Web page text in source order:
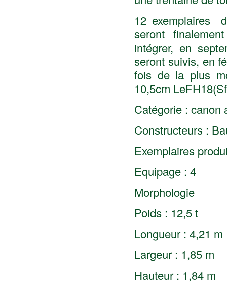
12 exemplaires
seront
intégrer, en
seront suivis, en
fois de la plus
10,5cm
Catégorie : canon
Constructeurs :
Exemplaires
Equipage : 4
Morphologie
Poids : 12,5 t
Longueur : 4,21 m
Largeur : 1,85 m
Hauteur : 1,84 m